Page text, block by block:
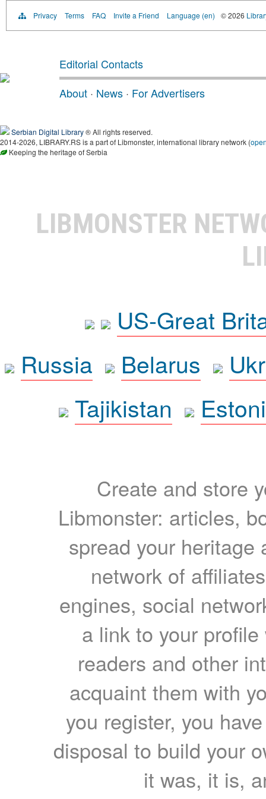
Privacy Terms FAQ Invite a Friend Language (en) © 2026
Editorial Contacts
About · News · For Advertisers
Serbian Digital Library® All rights reserved.
2014-2026, LIBRARY.RS is a part of Libmonster, international library network (
Keeping the heritage of Serbia
LIBMONSTER
US-Great
Russia
Belarus
Tajikistan
Create and store
Libmonster: articles,
spread your heritage
network of
engines, social
a link to your
readers and other
acquaint them with
you register, you
disposal to build your
it was, it is,